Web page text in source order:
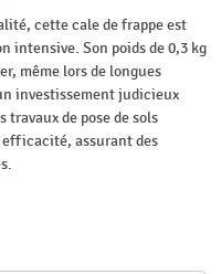
cette cale de frappe est
intensive. Son poids de 0,3 kg
même lors de longues
investissement judicieux
de pose de sols
assurant des